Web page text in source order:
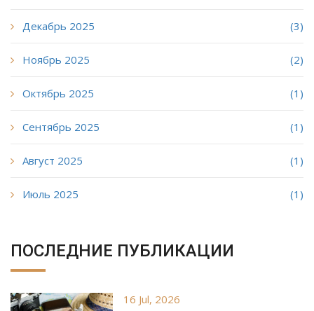
Декабрь 2025 (3)
Ноябрь 2025 (2)
Октябрь 2025 (1)
Сентябрь 2025 (1)
Август 2025 (1)
Июль 2025 (1)
ПОСЛЕДНИЕ ПУБЛИКАЦИИ
16 Jul, 2026